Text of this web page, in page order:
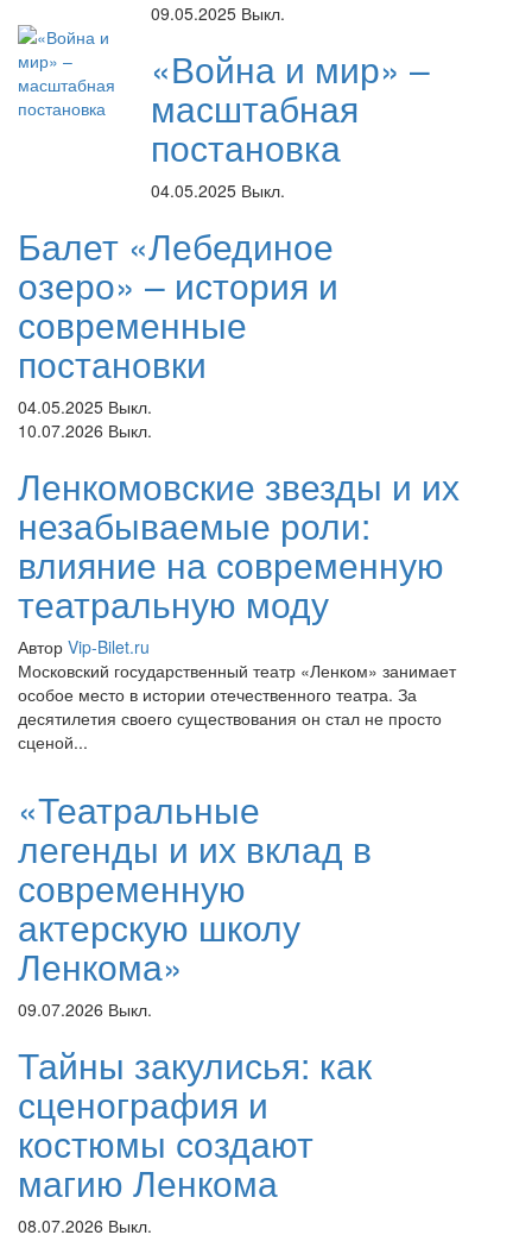
09.05.2025 Выкл.
«Война и мир» –
масштабная
постановка
04.05.2025 Выкл.
Балет «Лебединое
озеро» – история и
современные
постановки
04.05.2025 Выкл.
10.07.2026 Выкл.
Ленкомовские звезды и их
незабываемые роли:
влияние на современную
театральную моду
Автор Vip-Bilet.ru
Московский государственный театр «Ленком» занимает
особое место в истории отечественного театра. За
десятилетия своего существования он стал не просто
сценой...
«Театральные
легенды и их вклад в
современную
актерскую школу
Ленкома»
09.07.2026 Выкл.
Тайны закулисья: как
сценография и
костюмы создают
магию Ленкома
08.07.2026 Выкл.